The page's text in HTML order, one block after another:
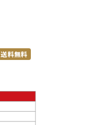
楽器アクセサリ
送料無料